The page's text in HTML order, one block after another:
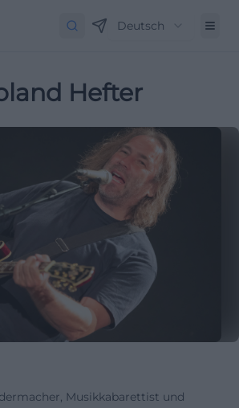
Deutsch
Hefter
Musikkabarettist und